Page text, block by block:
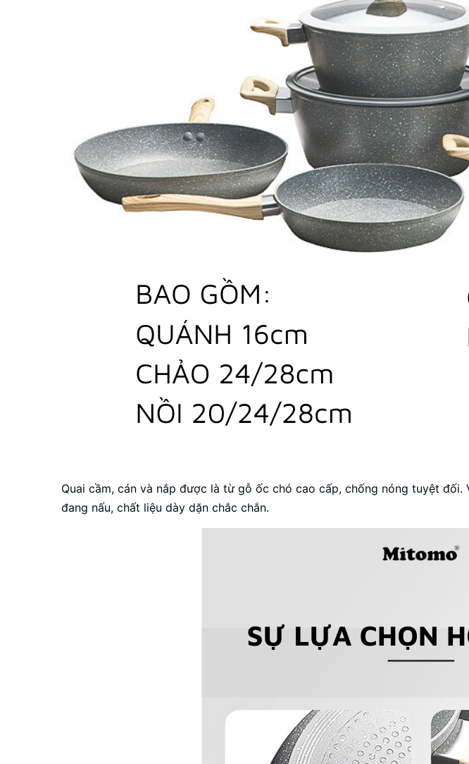
Quai cầm, cán và nắp được là từ gỗ ốc chó cao cấp, chống nóng tuyệt
đang nấu, chất liệu dày dặn chắc chắn.